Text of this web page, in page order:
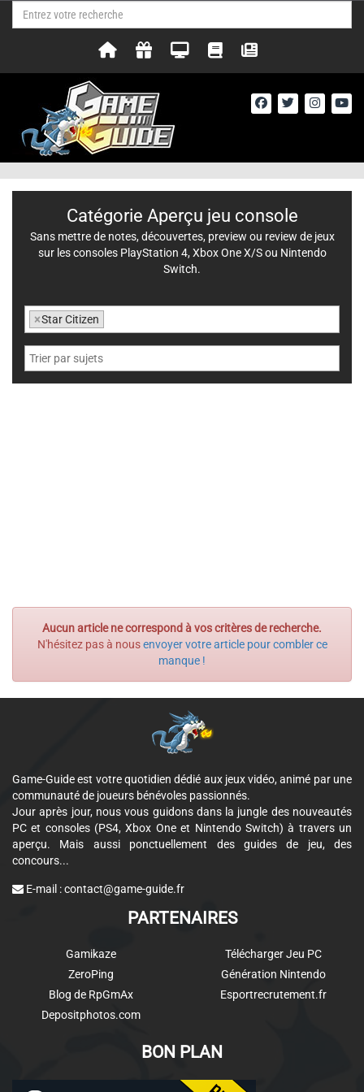
Aucun article ne correspond à vos critères de recherche.
N'hésitez pas à nousenvoyer votre article pour combler ce
manque !
Catégorie Aperçu jeu console
Sans mettre de notes, découvertes, preview ou review de jeux
sur les consoles PlayStation 4, Xbox One X/S ou Nintendo
Switch.
×Star Citizen
Game-Guide est votre quotidien dédié aux jeux vidéo, animé par une
communauté de joueurs bénévoles passionnés.
Jour après jour, nous vous guidons dans la jungle des nouveautés
PC et consoles (PS4, Xbox One et Nintendo Switch) à travers un
aperçu. Mais aussi ponctuellement des guides de jeu, des
concours...
E-mail :contact@game-guide.fr
PARTENAIRES
Gamikaze
ZeroPing
Blog de RpGmAx
Depositphotos.com
Télécharger Jeu PC
Génération Nintendo
Esportrecrutement.fr
BON PLAN